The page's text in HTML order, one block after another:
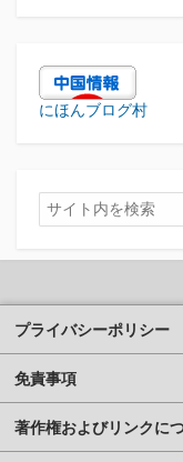
にほんブログ村
検
索
プライバシーポリシー
免責事項
著作権およびリンクに